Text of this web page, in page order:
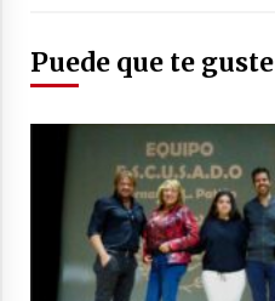
Puede que te guste